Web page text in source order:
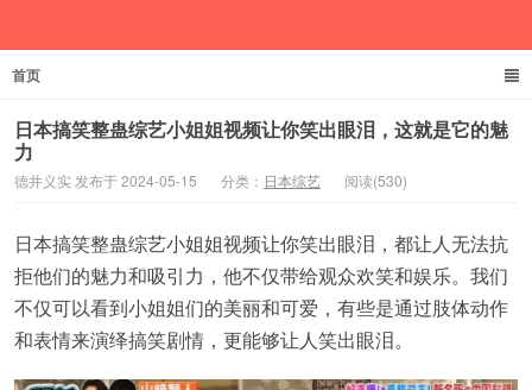
首页
日本搞笑整蛊综艺小姐姐视频让你笑出眼泪，这就是它的魅
力
德井义实 发布于 2024-05-15 分类： 日本综艺 阅读(530)
日本搞笑整蛊综艺小姐姐视频让你笑出眼泪，都让人无法抗
拒他们的魅力和吸引力，他不仅带给观众欢笑和娱乐。我们
不仅可以看到小姐姐们的美丽和可爱，有些是通过肢体动作
和表情来演绎搞笑剧情，更能够让人笑出眼泪。